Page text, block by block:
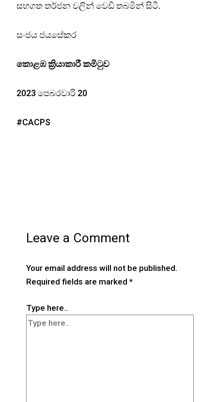
සහගත තර්ජන වලින් වෙඩි තබමින් සිටී.
සංජය ජයසේකර
කොළඹ ක්‍රියාකාරී කමිටුව
2023 පෙබරවාරි 20
#CACPS
Leave a Comment
Your email address will not be published.
Required fields are marked *
Type here..